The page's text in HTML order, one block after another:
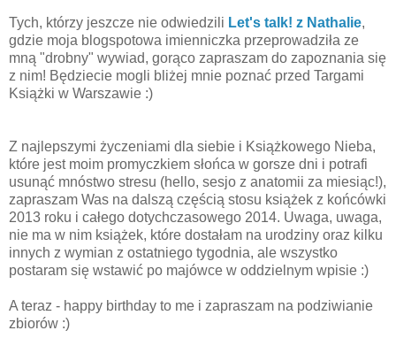
Tych, którzy jeszcze nie odwiedzili Let's talk! z Nathalie,
gdzie moja blogspotowa imienniczka przeprowadziła ze
mną "drobny" wywiad, gorąco zapraszam do zapoznania się
z nim! Będziecie mogli bliżej mnie poznać przed Targami
Książki w Warszawie :)
Z najlepszymi życzeniami dla siebie i Książkowego Nieba,
które jest moim promyczkiem słońca w gorsze dni i potrafi
usunąć mnóstwo stresu (hello, sesjo z anatomii za miesiąc!),
zapraszam Was na dalszą częścią stosu książek z końcówki
2013 roku i całego dotychczasowego 2014. Uwaga, uwaga,
nie ma w nim książek, które dostałam na urodziny oraz kilku
innych z wymian z ostatniego tygodnia, ale wszystko
postaram się wstawić po majówce w oddzielnym wpisie :)
A teraz - happy birthday to me i zapraszam na podziwianie
zbiorów :)